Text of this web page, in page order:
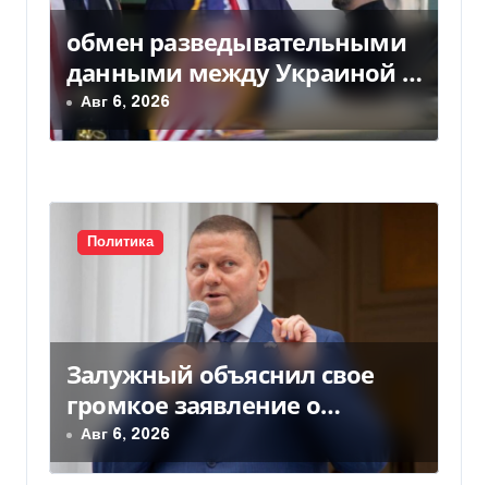
обмен разведывательными
данными между Украиной и
США значительно вырос, —
Politico
Авг 6, 2026
Политика
Залужный объяснил свое
громкое заявление о
вступлении Украины в НАТО
Авг 6, 2026